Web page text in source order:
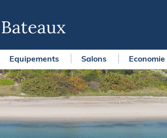
Bateaux
MÉTÉO MARINE
LIFESTYLE
Shopping
Culture nautique
Gastronomie
Equipements Salons Economie